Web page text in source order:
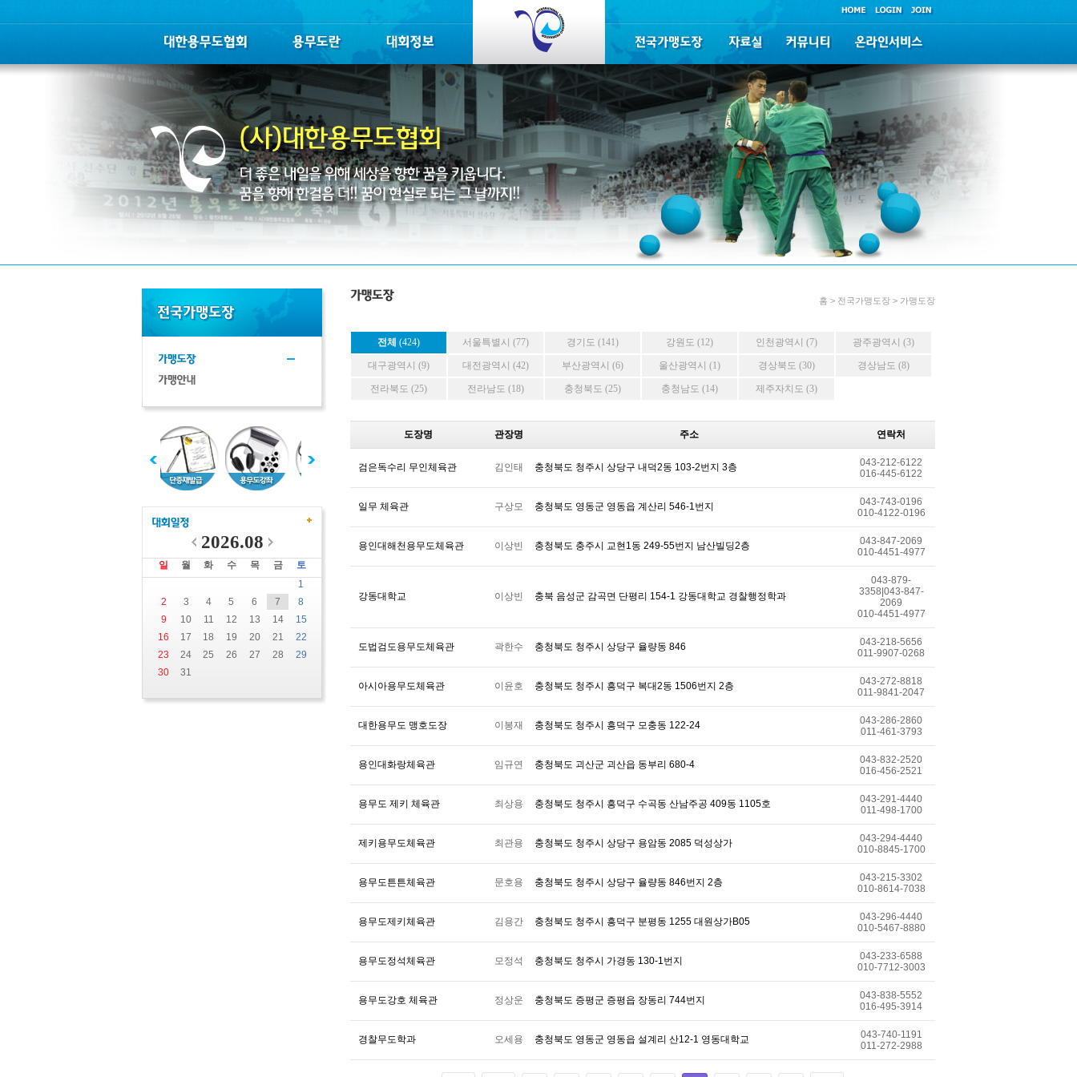
2026.08
일 월 화 수 목 금
토
1
2
3 4 5 6 7
8
9
10 11 12 13 14
15
16
17 18 19 20 21
22
23
24 25 26 27 28
29
30
31
홈 > 전국가맹도장 > 가맹도장
전체 (424) 서울특별시 (77) 경기도 (141) 강원도 (12) 인천광역시 (7) 광주광역시 (3)
대구광역시 (9) 대전광역시 (42) 부산광역시 (6) 울산광역시 (1) 경상북도 (30) 경상남도 (8)
전라북도 (25) 전라남도 (18) 충청북도 (25) 충청남도 (14) 제주자치도 (3)
도장명 관장명 주소 연락처
검은독수리 무인체육관 김인태 충청북도 청주시 상당구 내덕2동 103-2번지 3층
043-212-6122
016-445-6122
일무 체육관 구상모 충청북도 영동군 영동읍 계산리 546-1번지
043-743-0196
010-4122-0196
용인대해천용무도체육관 이상빈 충청북도 충주시 교현1동 249-55번지 남산빌딩2층
043-847-2069
010-4451-4977
강동대학교 이상빈 충북 음성군 감곡면 단평리 154-1 강동대학교 경찰행정학과
043-879-
3358|043-847-
2069
010-4451-4977
도법검도용무도체육관 곽한수 충청북도 청주시 상당구 율량동 846
043-218-5656
011-9907-0268
아시아용무도체육관 이윤호 충청북도 청주시 흥덕구 복대2동 1506번지 2층
043-272-8818
011-9841-2047
대한용무도 맹호도장 이봉재 충청북도 청주시 흥덕구 모충동 122-24
043-286-2860
011-461-3793
용인대화랑체육관 임규연 충청북도 괴산군 괴산읍 동부리 680-4
043-832-2520
016-456-2521
용무도 제키 체육관 최상용 충청북도 청주시 흥덕구 수곡동 산남주공 409동 1105호
043-291-4440
011-498-1700
제키용무도체육관 최관용 충청북도 청주시 상당구 용암동 2085 덕성상가
043-294-4440
010-8845-1700
용무도튼튼체육관 문호용 충청북도 청주시 상당구 율량동 846번지 2층
043-215-3302
010-8614-7038
용무도제키체육관 김용간 충청북도 청주시 흥덕구 분평동 1255 대원상가B05
043-296-4440
010-5467-8880
용무도정석체육관 모정석 충청북도 청주시 가경동 130-1번지
043-233-6588
010-7712-3003
용무도강호 체육관 정상운 충청북도 증평군 증평읍 장동리 744번지
043-838-5552
016-495-3914
경찰무도학과 오세용 충청북도 영동군 영동읍 설계리 산12-1 영동대학교
043-740-1191
011-272-2988